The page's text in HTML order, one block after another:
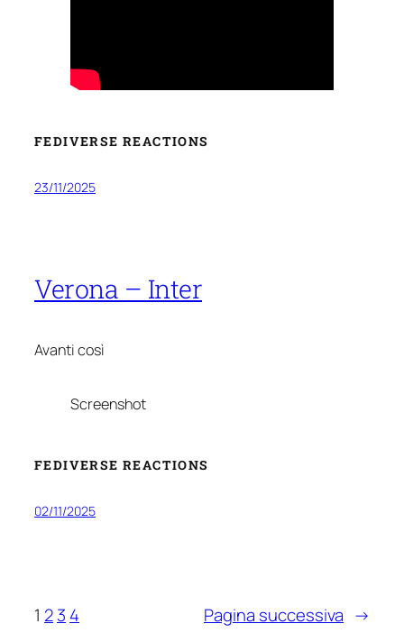
FEDIVERSE REACTIONS
23/11/2025
Verona – Inter
Avanti così
Screenshot
FEDIVERSE REACTIONS
02/11/2025
1 23 4 Pagina successiva →